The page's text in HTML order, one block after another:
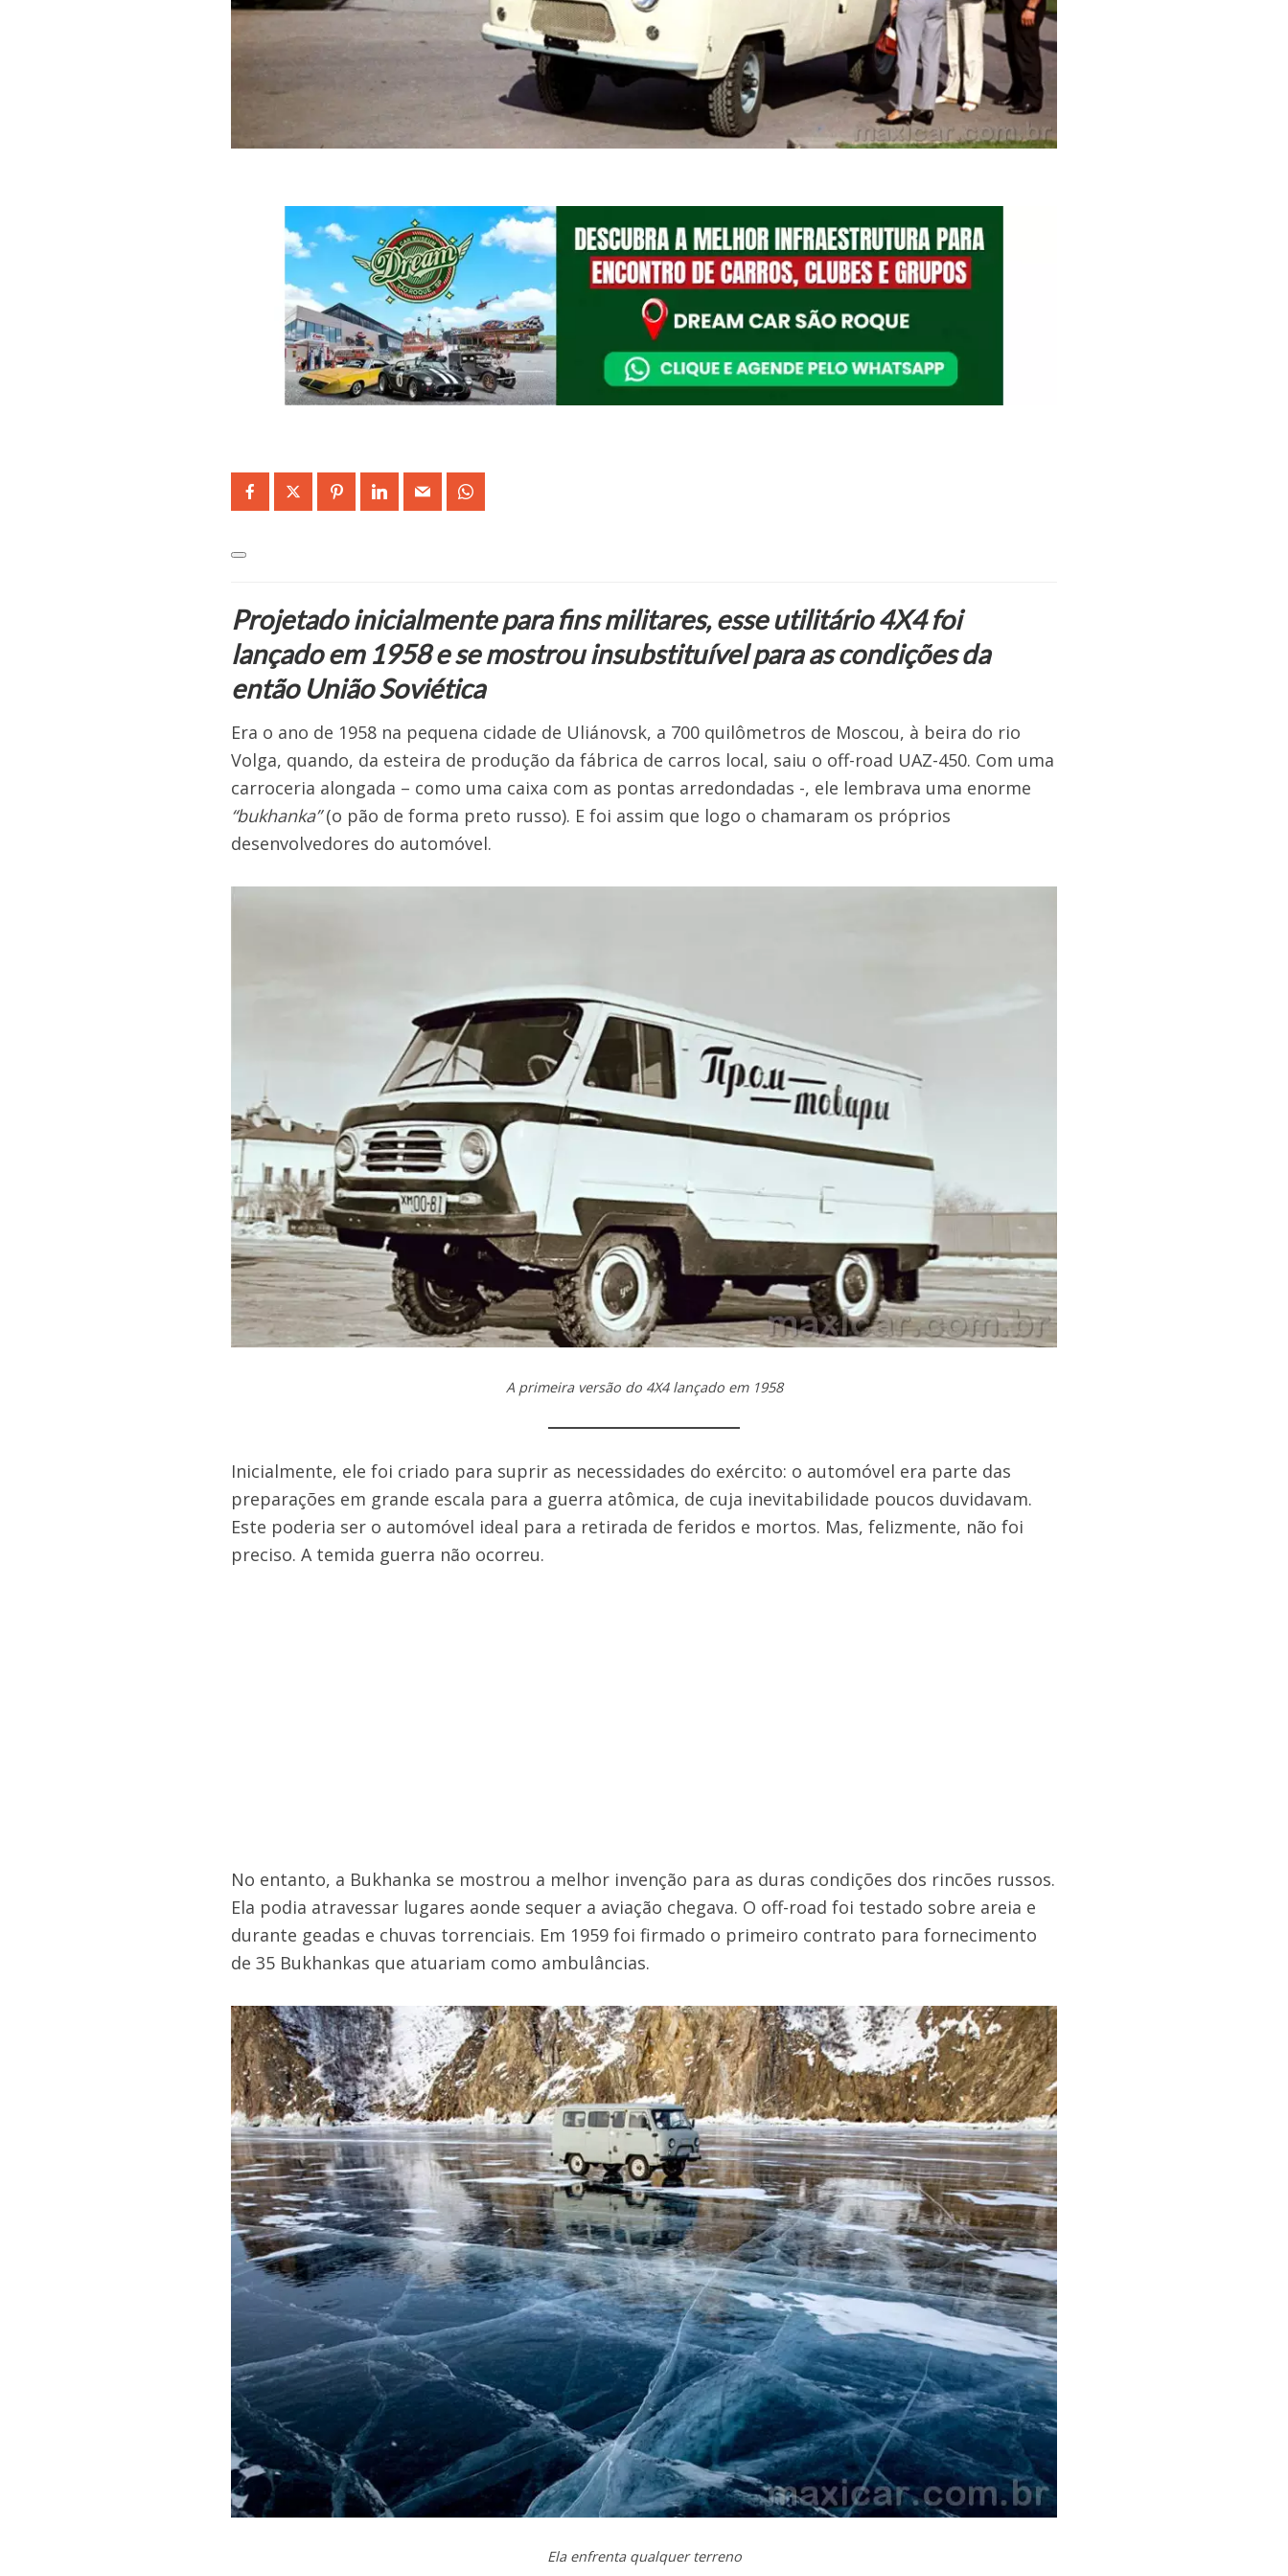
Projetado inicialmente para fins militares, esse utilitário 4X4 foi
lançado em 1958 e se mostrou insubstituível para as condições da
então União Soviética
Era o ano de 1958 na pequena cidade de Uliánovsk, a 700 quilômetros de Moscou, à beira do rio
Volga, quando, da esteira de produção da fábrica de carros local, saiu o off-road UAZ-450. Com uma
carroceria alongada – como uma caixa com as pontas arredondadas -, ele lembrava uma enorme
“bukhanka”(o pão de forma preto russo). E foi assim que logo o chamaram os próprios
desenvolvedores do automóvel.
A primeira versão do 4X4 lançado em 1958
Inicialmente, ele foi criado para suprir as necessidades do exército: o automóvel era parte das
preparações em grande escala para a guerra atômica, de cuja inevitabilidade poucos duvidavam.
Este poderia ser o automóvel ideal para a retirada de feridos e mortos. Mas, felizmente, não foi
preciso. A temida guerra não ocorreu.
No entanto, a Bukhanka se mostrou a melhor invenção para as duras condições dos rincões russos.
Ela podia atravessar lugares aonde sequer a aviação chegava. O off-road foi testado sobre areia e
durante geadas e chuvas torrenciais. Em 1959 foi firmado o primeiro contrato para fornecimento
de 35 Bukhankas que atuariam como ambulâncias.
Ela enfrenta qualquer terreno